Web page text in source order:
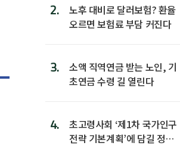
2.
노후 대비로 달러보험? 환율
오르면 보험료 부담 커진다
3.
소액 직역연금 받는 노인, 기
초연금 수령 길 열린다
4.
초고령사회 ‘제1차 국가인구
전략 기본계획’에 담길 정책